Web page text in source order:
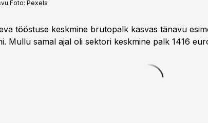
Foto: Pexels
tööstuse keskmine brutopalk kasvas tänavu
Mullu samal ajal oli sektori keskmine palk 1416